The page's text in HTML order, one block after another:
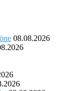
08.08.2026